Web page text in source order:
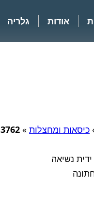
אודות גלריה
כיסאות ומחצלות »
3762
נשיאה